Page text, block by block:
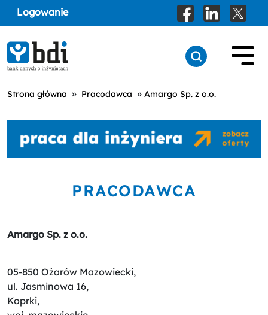
Logowanie
Strona główna » Pracodawca » Amargo Sp. z o.o.
PRACODAWCA
Amargo Sp. z o.o.
05-850 Ożarów Mazowiecki,
ul. Jasminowa 16,
Koprki,